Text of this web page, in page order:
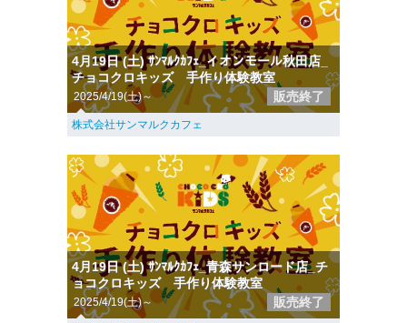
4月19日 (土) ｻﾝﾏﾙｸｶﾌｪ_イオンモール秋田店_
チョコクロキッズ 手作り体験教室
2025/4/19(土)～ 販売終了
株式会社サンマルクカフェ
4月19日 (土) ｻﾝﾏﾙｸｶﾌｪ_青森サンロード店_チ
ョコクロキッズ 手作り体験教室
2025/4/19(土)～ 販売終了